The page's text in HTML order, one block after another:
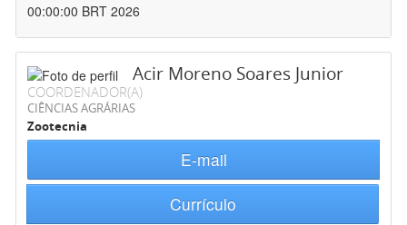
00:00:00 BRT 2026
Acir Moreno Soares Junior
COORDENADOR(A)
CIÊNCIAS AGRÁRIAS
Zootecnia
E-mail
Currículo